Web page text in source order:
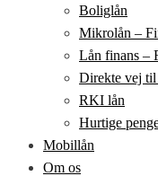
Boliglån
Mikrolån –
Lån finans –
Direkte vej til
RKI lån
Hurtige
Mobillån
Om os